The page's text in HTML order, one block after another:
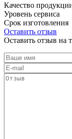
Качество
Уровень сервиса
Срок изготовления
Оставить отзыв
Оставить отзыв на